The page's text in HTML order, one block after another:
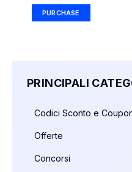
PURCHASE
PRINCIPALI
Codici Sconto e
Offerte
Concorsi